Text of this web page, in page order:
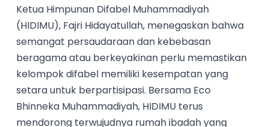
Ketua Himpunan Difabel Muhammadiyah
(HIDIMU), Fajri Hidayatullah, menegaskan bahwa
semangat persaudaraan dan kebebasan
beragama atau berkeyakinan perlu memastikan
kelompok difabel memiliki kesempatan yang
setara untuk berpartisipasi. Bersama Eco
Bhinneka Muhammadiyah, HIDIMU terus
mendorong terwujudnya rumah ibadah yang